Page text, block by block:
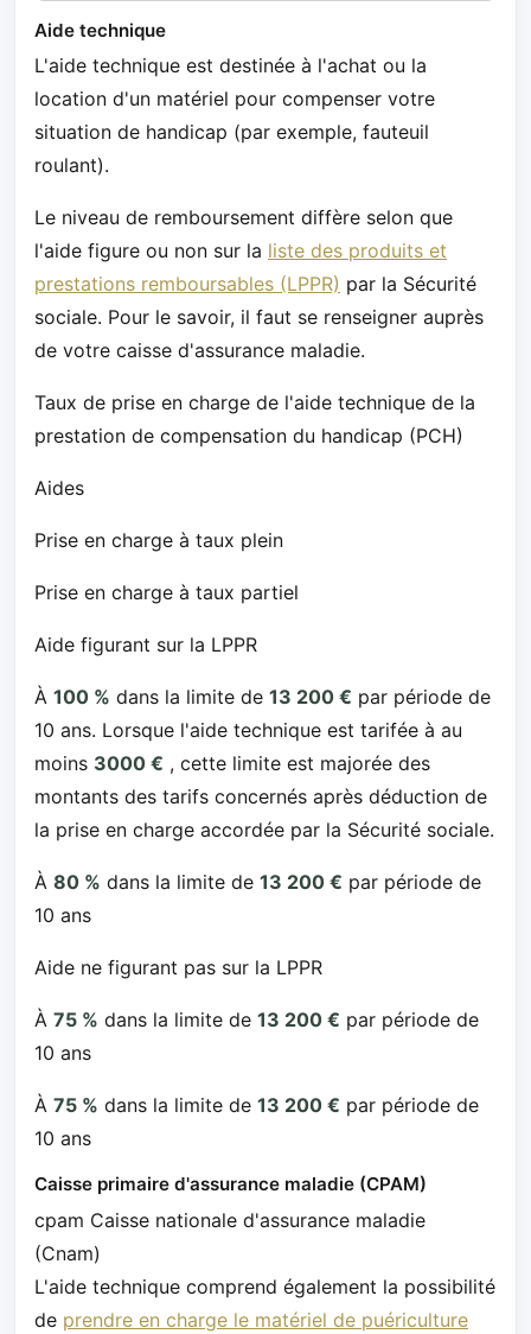
Aide technique
L'aide technique est destinée à l'achat ou la
location d'un matériel pour compenser votre
situation de handicap (par exemple, fauteuil
roulant).
Le niveau de remboursement diffère selon que
l'aide figure ou non sur la liste des produits et
prestations remboursables (LPPR) par la Sécurité
sociale. Pour le savoir, il faut se renseigner auprès
de votre caisse d'assurance maladie.
Taux de prise en charge de l'aide technique de la
prestation de compensation du handicap (PCH)
Aides
Prise en charge à taux plein
Prise en charge à taux partiel
Aide figurant sur la LPPR
À 100 % dans la limite de 13 200 € par période de
10 ans. Lorsque l'aide technique est tarifée à au
moins 3000 € , cette limite est majorée des
montants des tarifs concernés après déduction de
la prise en charge accordée par la Sécurité sociale.
À 80 % dans la limite de 13 200 € par période de
10 ans
Aide ne figurant pas sur la LPPR
À 75 % dans la limite de 13 200 € par période de
10 ans
À 75 % dans la limite de 13 200 € par période de
10 ans
Caisse primaire d'assurance maladie (CPAM)
cpam Caisse nationale d'assurance maladie
(Cnam)
L'aide technique comprend également la possibilité
de prendre en charge le matériel de puériculture